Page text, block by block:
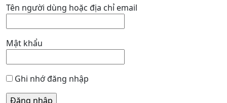
Tên người dùng hoặc địa chỉ email
Mật khẩu
Ghi nhớ đăng nhập